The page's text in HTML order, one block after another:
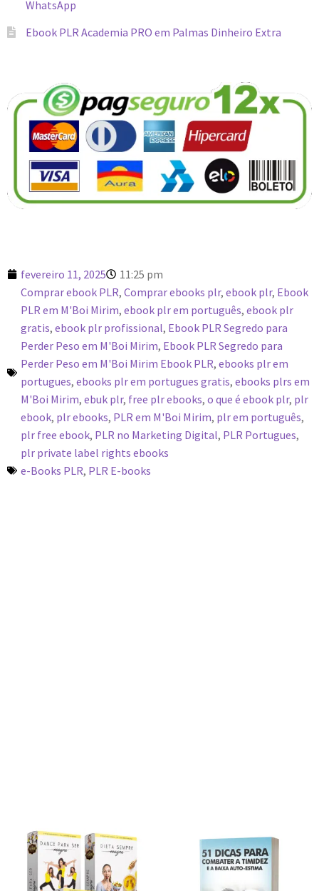
WhatsApp
Ebook PLR Academia PRO em Palmas Dinheiro Extra
fevereiro 11, 2025
11:25 pm
Comprar ebook PLR, Comprar ebooks plr, ebook plr, Ebook
PLR em M'Boi Mirim, ebook plr em português, ebook plr
gratis, ebook plr profissional, Ebook PLR Segredo para
Perder Peso em M'Boi Mirim, Ebook PLR Segredo para
Perder Peso em M'Boi Mirim Ebook PLR, ebooks plr em
portugues, ebooks plr em portugues gratis, ebooks plrs em
M'Boi Mirim, ebuk plr, free plr ebooks, o que é ebook plr, plr
ebook, plr ebooks, PLR em M'Boi Mirim, plr em português,
plr free ebook, PLR no Marketing Digital, PLR Portugues,
plr private label rights ebooks
e-Books PLR, PLR E-books